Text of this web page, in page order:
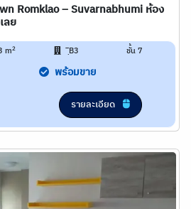
Romklao – Suvarnabhumi ห้อง
ลย
m2 ฺิB3 ชั้น 7
พร้อมขาย
รายละเอียด